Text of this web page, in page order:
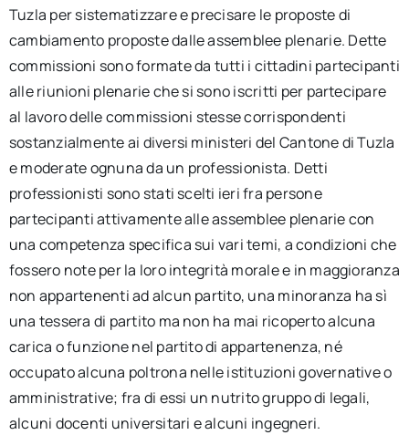
Tuzla per sistematizzare e precisare le proposte di
cambiamento proposte dalle assemblee plenarie. Dette
commissioni sono formate da tutti i cittadini partecipanti
alle riunioni plenarie che si sono iscritti per partecipare
al lavoro delle commissioni stesse corrispondenti
sostanzialmente ai diversi ministeri del Cantone di Tuzla
e moderate ognuna da un professionista. Detti
professionisti sono stati scelti ieri fra persone
partecipanti attivamente alle assemblee plenarie con
una competenza specifica sui vari temi, a condizioni che
fossero note per la loro integrità morale e in maggioranza
non appartenenti ad alcun partito, una minoranza ha sì
una tessera di partito ma non ha mai ricoperto alcuna
carica o funzione nel partito di appartenenza, né
occupato alcuna poltrona nelle istituzioni governative o
amministrative; fra di essi un nutrito gruppo di legali,
alcuni docenti universitari e alcuni ingegneri.